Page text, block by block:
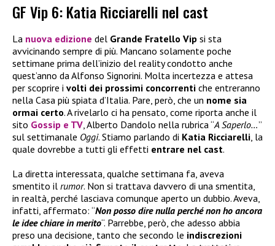
GF Vip 6: Katia Ricciarelli nel cast
La nuova edizione del Grande Fratello Vip si sta
avvicinando sempre di più. Mancano solamente poche
settimane prima dell’inizio del reality condotto anche
quest’anno da Alfonso Signorini. Molta incertezza e attesa
per scoprire i volti dei prossimi concorrenti che entreranno
nella Casa più spiata d’Italia. Pare, però, che un nome sia
ormai certo. A rivelarlo ci ha pensato, come riporta anche il
sito Gossip e TV, Alberto Dandolo nella rubrica “A Saperlo…”
sul settimanale Oggi. Stiamo parlando di Katia Ricciarelli, la
quale dovrebbe a tutti gli effetti entrare nel cast.
La diretta interessata, qualche settimana fa, aveva
smentito il rumor. Non si trattava davvero di una smentita,
in realtà, perché lasciava comunque aperto un dubbio. Aveva,
infatti, affermato: “Non posso dire nulla perché non ho ancora
le idee chiare in merito“. Parrebbe, però, che adesso abbia
preso una decisione, tanto che secondo le indiscrezioni